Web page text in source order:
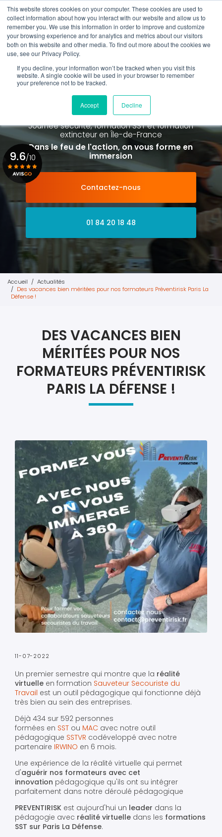
This website stores cookies on your computer. These cookies are used to
collect information about how you interact with our website and allow us to
remember you. We use this information in order to improve and customize
your browsing experience and for analytics and metrics about our visitors
both on this website and other media. To find out more about the cookies we
use, see our Privacy Policy.
If you decline, your information won’t be tracked when you visit this
website. A single cookie will be used in your browser to remember
your preference not to be tracked.
Accept Decline
Aller
au
contenu
principal
01 84 20 18 48
Rappel gratuit
Spécialiste de la formation SST et
de la Formation Incendie
à Paris La Défense depuis 2015
Journée sécurité, formation SST et formation
extincteuren Île-de-France
Dans le feu de l'action, on vous forme en
immersion
Contactez-nous
01 84 20 18 48
9.6/10
Voir le certificat
Accueil
Actualités
Des vacances bien méritées pour nos formateurs Préventirisk Paris La
Défense !
DES VACANCES BIEN
MÉRITÉES POUR NOS
FORMATEURS PRÉVENTIRISK
PARIS LA DÉFENSE !
11-07-2022
Un premier semestre qui montre que la réalité
virtuelle en formation Sauveteur Secouriste du
Travail est un outil pédagogique qui fonctionne déjà
très bien au sein des entreprises.
Déjà 434 sur 592 personnes
formées en SST ou MAC avec notre outil
pédagogique SSTVR codéveloppé avec notre
partenaire IRWINO en 6 mois.
Une expérience de la réalité virtuelle qui permet
d'aguérir nos formateurs avec cet
innovation pédagogique qu'ils ont su intégrer
parfaitement dans notre déroulé pédagogique
PREVENTIRISK est aujourd'hui un leader dans la
pédagogie avec réalité virtuelle dans les formations
SST sur Paris La Défense.